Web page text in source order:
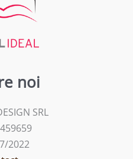
noi
SRL
2022